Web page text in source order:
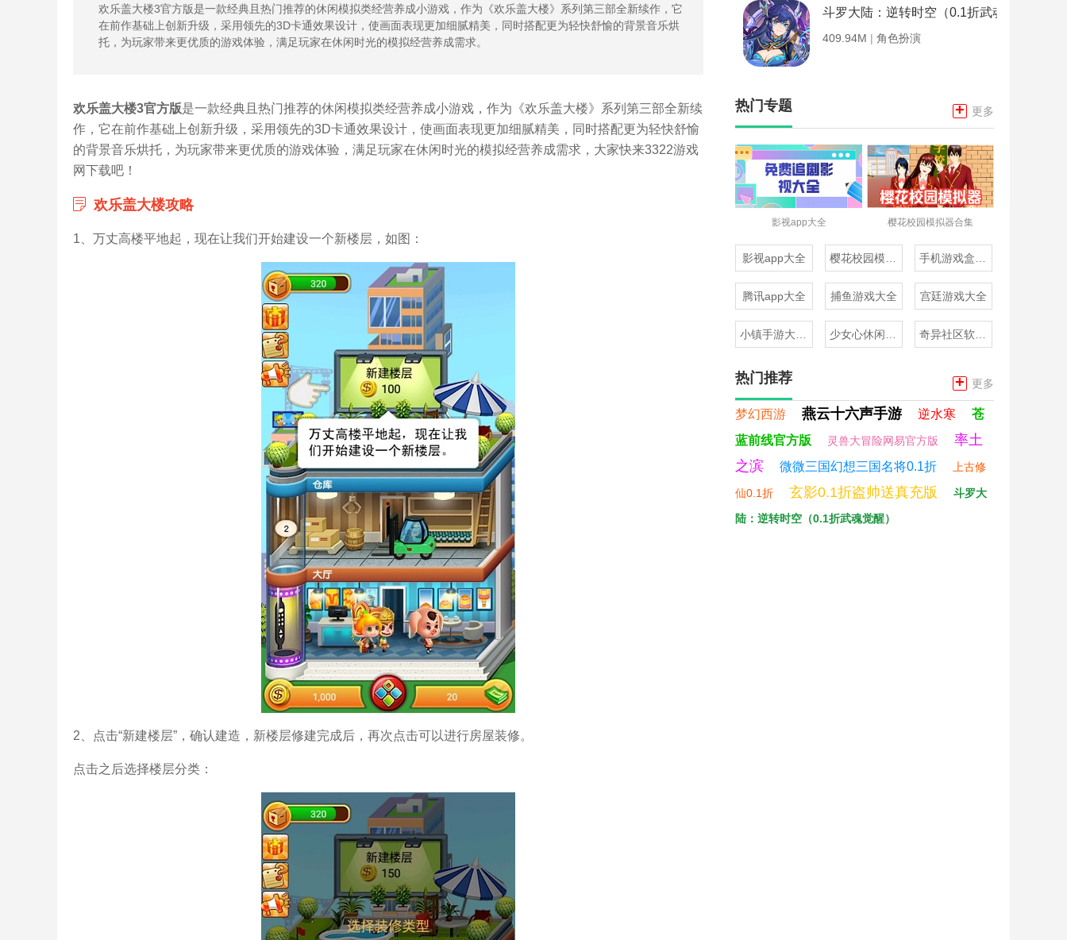
欢乐盖大楼3官方版是一款经典且热门推荐的休闲模拟类经营养成小游戏，作为《欢乐盖大楼》系列第三部全新续作，它
在前作基础上创新升级，采用领先的3D卡通效果设计，使画面表现更加细腻精美，同时搭配更为轻快舒愉的背景音乐烘
托，为玩家带来更优质的游戏体验，满足玩家在休闲时光的模拟经营养成需求。
欢乐盖大楼3官方版是一款经典且热门推荐的休闲模拟类经营养成小游戏，作为《欢乐盖大楼》系列第三部全新续
作，它在前作基础上创新升级，采用领先的3D卡通效果设计，使画面表现更加细腻精美，同时搭配更为轻快舒愉
的背景音乐烘托，为玩家带来更优质的游戏体验，满足玩家在休闲时光的模拟经营养成需求，大家快来3322游戏
网下载吧！
欢乐盖大楼攻略
1、万丈高楼平地起，现在让我们开始建设一个新楼层，如图：
2、点击“新建楼层”，确认建造，新楼层修建完成后，再次点击可以进行房屋装修。
点击之后选择楼层分类：
斗罗大陆：逆转时空（0.1折武魂觉醒）
409.94M | 角色扮演
热门专题 + 更多
影视app大全 樱花校园模拟器合集
影视app大全
腾讯app大全 捕鱼游戏大全 宫廷游戏大全
热门推荐 + 更多
梦幻西游 燕云十六声手游 逆水寒
苍
蓝前线官方版
灵兽大冒险网易官方版
率土
之滨
微微三国幻想三国名将0.1折 上古修
仙0.1折 玄影0.1折盗帅送真充版
斗罗大
陆：逆转时空（0.1折武魂觉醒）